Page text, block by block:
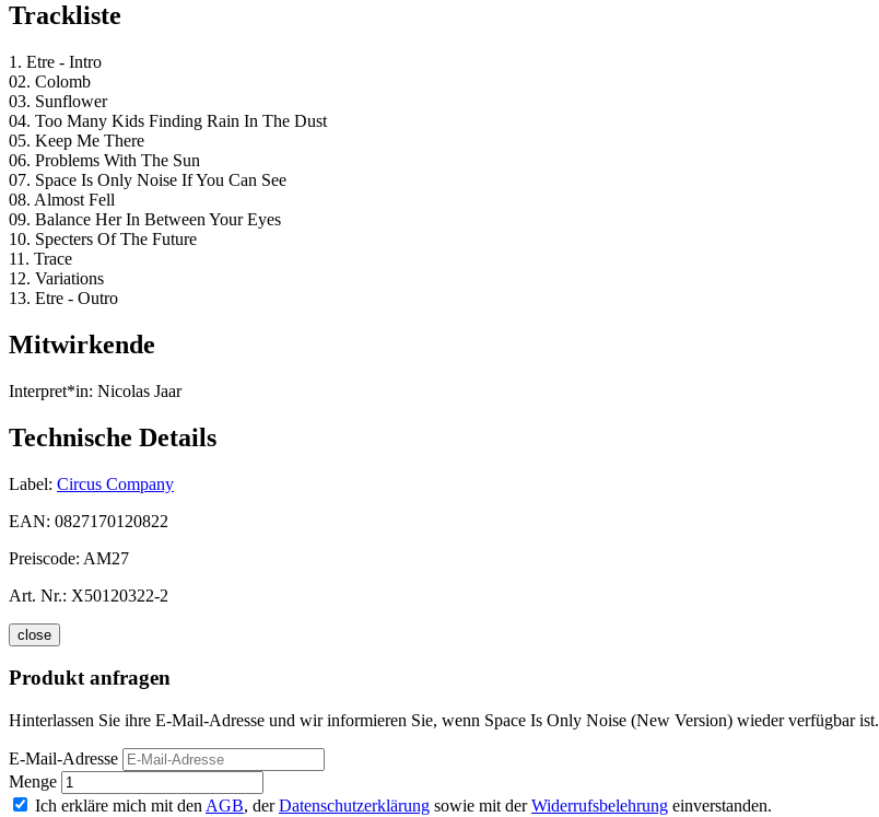
Trackliste
1. Etre - Intro
02. Colomb
03. Sunflower
04. Too Many Kids Finding Rain In The Dust
05. Keep Me There
06. Problems With The Sun
07. Space Is Only Noise If You Can See
08. Almost Fell
09. Balance Her In Between Your Eyes
10. Specters Of The Future
11. Trace
12. Variations
13. Etre - Outro
Mitwirkende
Interpret*in: Nicolas Jaar
Technische Details
Label: Circus Company
EAN: 0827170120822
Preiscode: AM27
Art. Nr.: X50120322-2
close
Produkt anfragen
Hinterlassen Sie ihre E-Mail-Adresse und wir informieren Sie, wenn Space Is Only Noise (New Version) wieder verfügbar ist.
E-Mail-Adresse
Menge
Ich erkläre mich mit den AGB, derDatenschutzerklärung sowie mit derWiderrufsbelehrung einverstanden.